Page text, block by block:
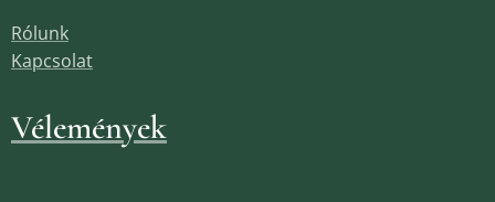
Rólunk
Kapcsolat
Vélemények